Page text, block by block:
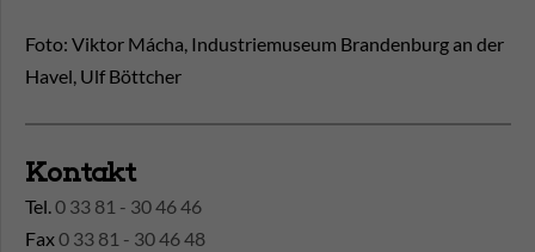
Foto: Viktor Mácha, Industriemuseum Brandenburg an der
Havel, Ulf Böttcher
Kontakt
Tel.0 33 81 - 30 46 46
Fax0 33 81 - 30 46 48